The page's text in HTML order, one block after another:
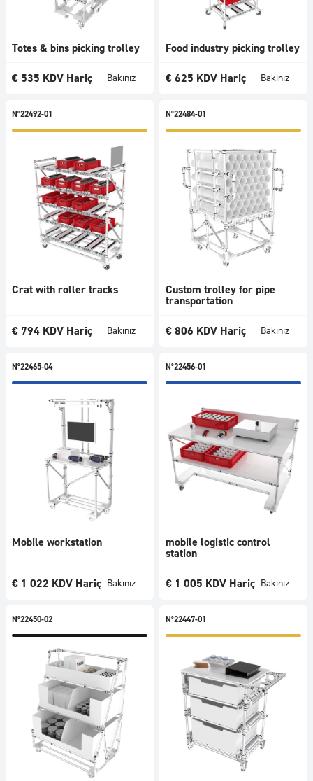
Totes & bins picking trolley
€ 535 KDV Hariç Bakınız
Food industry picking trolley
€ 625 KDV Hariç Bakınız
N°22492-01
Crat with roller tracks
€ 794 KDV Hariç Bakınız
N°22484-01
Custom trolley for pipe
transportation
€ 806 KDV Hariç Bakınız
N°22465-04
Mobile workstation
€ 1 022 KDV Hariç Bakınız
N°22456-01
mobile logistic control
station
€ 1 005 KDV Hariç Bakınız
N°22450-02 N°22447-01